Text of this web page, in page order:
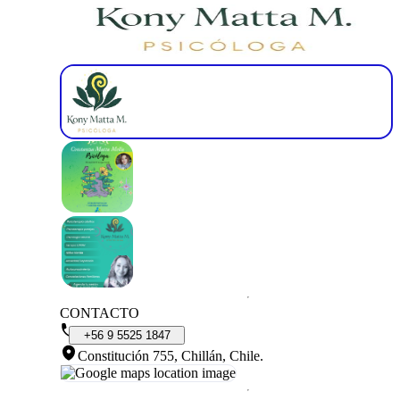
CONTACTO
+56 9 5525 1847
Constitución 755, Chillán, Chile.